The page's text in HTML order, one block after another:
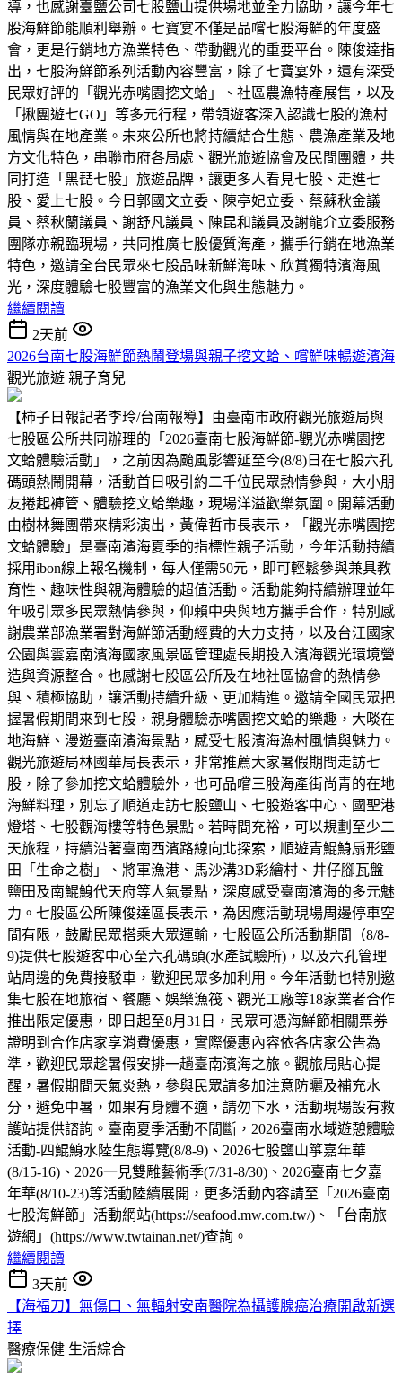
導，也感謝臺鹽公司七股鹽山提供場地並全力協助，讓今年七
股海鮮節能順利舉辦。七寶宴不僅是品嚐七股海鮮的年度盛
會，更是行銷地方漁業特色、帶動觀光的重要平台。陳俊達指
出，七股海鮮節系列活動內容豐富，除了七寶宴外，還有深受
民眾好評的「觀光赤嘴園挖文蛤」、社區農漁特產展售，以及
「揪團遊七GO」等多元行程，帶領遊客深入認識七股的漁村
風情與在地產業。未來公所也將持續結合生態、農漁產業及地
方文化特色，串聯市府各局處、觀光旅遊協會及民間團體，共
同打造「黑琵七股」旅遊品牌，讓更多人看見七股、走進七
股、愛上七股。今日郭國文立委、陳亭妃立委、蔡蘇秋金議
員、蔡秋蘭議員、謝舒凡議員、陳昆和議員及謝龍介立委服務
團隊亦親臨現場，共同推廣七股優質海產，攜手行銷在地漁業
特色，邀請全台民眾來七股品味新鮮海味、欣賞獨特濱海風
光，深度體驗七股豐富的漁業文化與生態魅力。
繼續閱讀
2天前
2026台南七股海鮮節熱鬧登場與親子挖文蛤、嚐鮮味暢遊濱海
觀光旅遊 親子育兒
【柿子日報記者李玲/台南報導】由臺南市政府觀光旅遊局與
七股區公所共同辦理的「2026臺南七股海鮮節-觀光赤嘴園挖
文蛤體驗活動」，之前因為颱風影響延至今(8/8)日在七股六孔
碼頭熱鬧開幕，活動首日吸引約二千位民眾熱情參與，大小朋
友捲起褲管、體驗挖文蛤樂趣，現場洋溢歡樂氛圍。開幕活動
由樹林舞團帶來精彩演出，黃偉哲市長表示，「觀光赤嘴園挖
文蛤體驗」是臺南濱海夏季的指標性親子活動，今年活動持續
採用ibon線上報名機制，每人僅需50元，即可輕鬆參與兼具教
育性、趣味性與親海體驗的超值活動。活動能夠持續辦理並年
年吸引眾多民眾熱情參與，仰賴中央與地方攜手合作，特別感
謝農業部漁業署對海鮮節活動經費的大力支持，以及台江國家
公園與雲嘉南濱海國家風景區管理處長期投入濱海觀光環境營
造與資源整合。也感謝七股區公所及在地社區協會的熱情參
與、積極協助，讓活動持續升級、更加精進。邀請全國民眾把
握暑假期間來到七股，親身體驗赤嘴園挖文蛤的樂趣，大啖在
地海鮮、漫遊臺南濱海景點，感受七股濱海漁村風情與魅力。
觀光旅遊局林國華局長表示，非常推薦大家暑假期間走訪七
股，除了參加挖文蛤體驗外，也可品嚐三股海產街尚青的在地
海鮮料理，別忘了順道走訪七股鹽山、七股遊客中心、國聖港
燈塔、七股觀海樓等特色景點。若時間充裕，可以規劃至少二
天旅程，持續沿著臺南西濱路線向北探索，順遊青鯤鯓扇形鹽
田「生命之樹」、將軍漁港、馬沙溝3D彩繪村、井仔腳瓦盤
鹽田及南鯤鯓代天府等人氣景點，深度感受臺南濱海的多元魅
力。七股區公所陳俊達區長表示，為因應活動現場周邊停車空
間有限，鼓勵民眾搭乘大眾運輸，七股區公所活動期間（8/8-
9)提供七股遊客中心至六孔碼頭(水產試驗所)，以及六孔管理
站周邊的免費接駁車，歡迎民眾多加利用。今年活動也特別邀
集七股在地旅宿、餐廳、娛樂漁筏、觀光工廠等18家業者合作
推出限定優惠，即日起至8月31日，民眾可憑海鮮節相關票券
證明到合作店家享消費優惠，實際優惠內容依各店家公告為
準，歡迎民眾趁暑假安排一趟臺南濱海之旅。觀旅局貼心提
醒，暑假期間天氣炎熱，參與民眾請多加注意防曬及補充水
分，避免中暑，如果有身體不適，請勿下水，活動現場設有救
護站提供諮詢。臺南夏季活動不間斷，2026臺南水域遊憩體驗
活動-四鯤鯓水陸生態導覽(8/8-9)、2026七股鹽山箏嘉年華
(8/15-16)、2026一見雙雕藝術季(7/31-8/30)、2026臺南七夕嘉
年華(8/10-23)等活動陸續展開，更多活動內容請至「2026臺南
七股海鮮節」活動網站(https://seafood.mw.com.tw/)、「台南旅
遊網」(https://www.twtainan.net/)查詢。
繼續閱讀
3天前
【海福刀】無傷口、無輻射安南醫院為攝護腺癌治療開啟新選
擇
醫療保健 生活綜合